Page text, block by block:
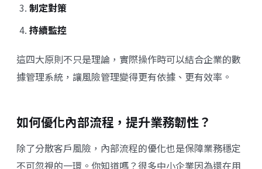
制定對策
持續監控
這四大原則不只是理論，實際操作時可以結合企業的數
據管理系統，讓風險管理變得更有依據、更有效率。
如何優化內部流程，提升業務韌性？
除了分散客戶風險，內部流程的優化也是保障業務穩定
不可忽視的一環。你知道嗎？很多中小企業因為還在用